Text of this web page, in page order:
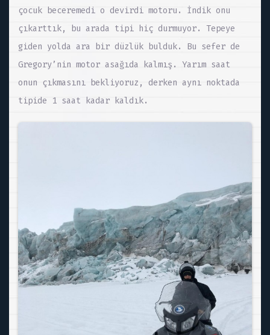
çocuk beceremedi o devirdi motoru. İndik onu
çıkarttık, bu arada tipi hiç durmuyor. Tepeye
giden yolda ara bir düzlük bulduk. Bu sefer de
Gregory’nin motor asağıda kalmış. Yarım saat
onun çıkmasını bekliyoruz, derken aynı noktada
tipide 1 saat kadar kaldık.